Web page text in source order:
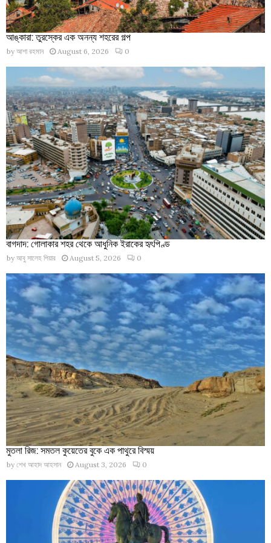
আঙ্কারা: তুরস্কের এক অনন্য শহরের গল্প
by আশা রহমান August 6, 2026 0
বাগদাদ: গোলাকার শহর থেকে আধুনিক ইরাকের হৃৎপিণ্ড
by আবু সালেহ পিয়ার August 5, 2026 0
মুতলা রিজ: সমতল কুয়েতের বুকে এক পাথুরে বিস্ময়
by শেখ আহাদ আহসান August 3, 2026 0